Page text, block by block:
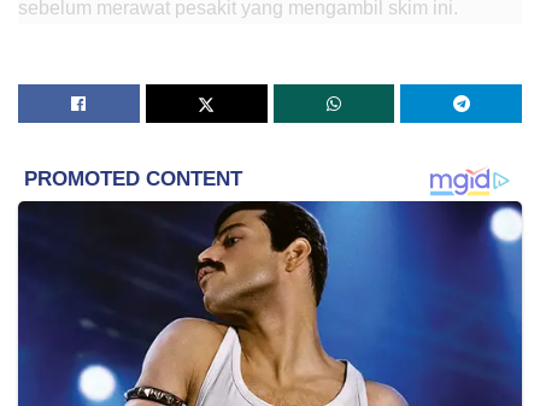
sebelum merawat pesakit yang mengambil skim ini.
yang tidak mampu membuat pembayaran kerana doktor
perlu mengutamakan tugas hakiki mereka,” katanya
Beliau mengulas dakwaan kemungkinan berlaku
pengabaian terhadap pesakit biasa di hospital kerajaan
yang tidak mampu membayar berikutan pelaksanaan skim
PPBP yang akan diperluaskan di lapan buah hospital
kerajaan Januari depan.
Ketika ini, skim PPBP tersebut hanya diamalkan di